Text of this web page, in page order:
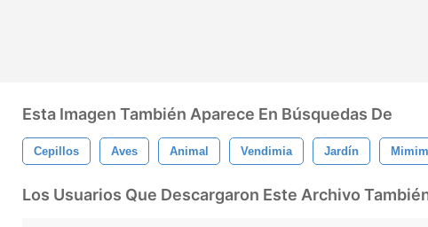
Esta Imagen También Aparece En Búsquedas De
Cepillos Aves Animal Vendimia Jardín
Los Usuarios Que Descargaron Este Archivo